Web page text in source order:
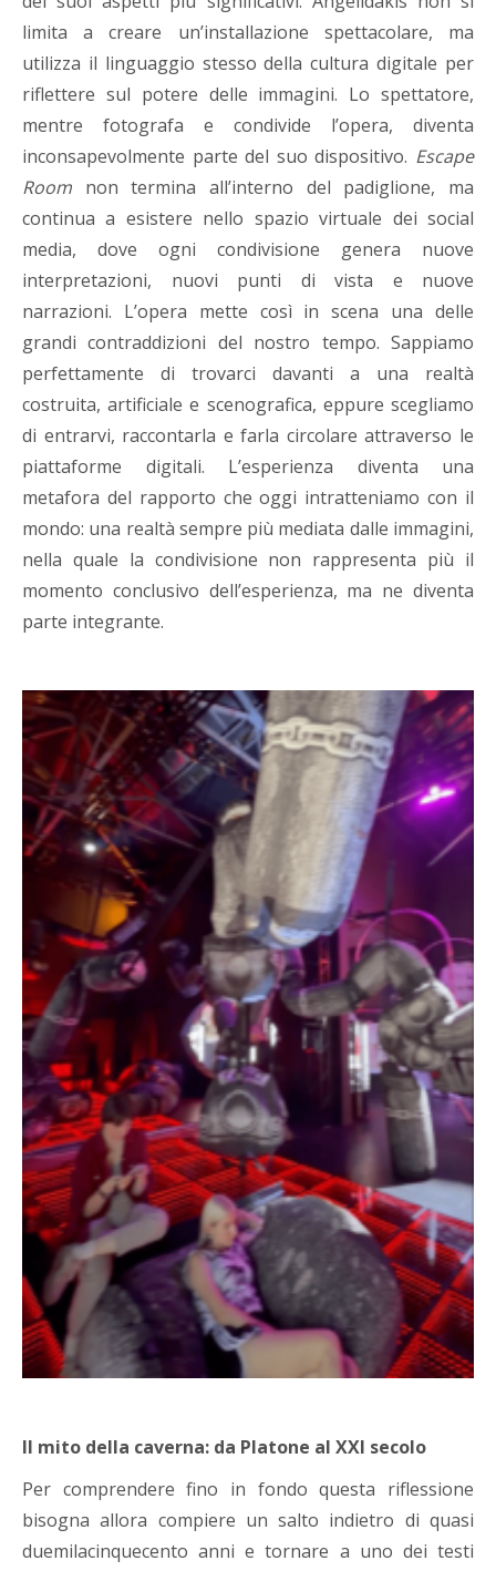
limita a creare un’installazione spettacolare, ma
utilizza il linguaggio stesso della cultura digitale per
riflettere sul potere delle immagini. Lo spettatore,
mentre fotografa e condivide l’opera, diventa
inconsapevolmente parte del suo dispositivo. Escape
Room non termina all’interno del padiglione, ma
continua a esistere nello spazio virtuale dei social
media, dove ogni condivisione genera nuove
interpretazioni, nuovi punti di vista e nuove
narrazioni. L’opera mette così in scena una delle
grandi contraddizioni del nostro tempo. Sappiamo
perfettamente di trovarci davanti a una realtà
costruita, artificiale e scenografica, eppure scegliamo
di entrarvi, raccontarla e farla circolare attraverso le
piattaforme digitali. L’esperienza diventa una
metafora del rapporto che oggi intratteniamo con il
mondo: una realtà sempre più mediata dalle immagini,
nella quale la condivisione non rappresenta più il
momento conclusivo dell’esperienza, ma ne diventa
parte integrante.
Il mito della caverna: da Platone al XXI secolo
Per comprendere fino in fondo questa riflessione
bisogna allora compiere un salto indietro di quasi
duemilacinquecento anni e tornare a uno dei testi